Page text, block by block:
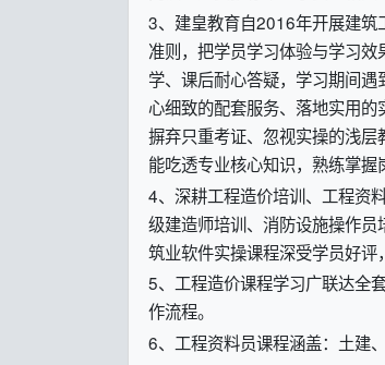
3、建皇教育自2016年开展建筑
准则，把学员学习体验与学习
学、课后耐心答疑，学习期间
心细致的配套服务、落地实用
摒弃只重考证、忽视实操的浅
能吃透专业核心知识，熟练掌握
4、深耕工程造价培训、工程资
级建造师培训、消防设施操作
筑业软件实操课程深受学员好评
5、工程造价课程学习广联达全
作流程。
6、工程资料员课程涵盖：土建